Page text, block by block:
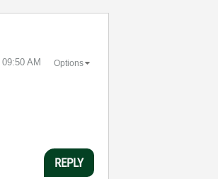
09:50 AM Options
REPLY